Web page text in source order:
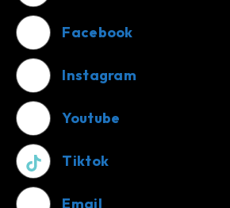
Facebook
Instagram
Youtube
Tiktok
Email